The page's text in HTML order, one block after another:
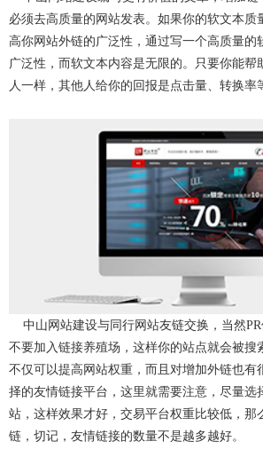
必须去高质量的网站发表。如果你的软文本质
高你网站外链的广泛性，通过写一个高质量的
广泛性，而软文本内容是无限的。只要你能帮
人一样，其他人给你的回报是点击量、转换率
中山网站建设与同行网站友链交换，当然
不要加入链接养殖场，这样你的站点就会被搜
不仅可以提高网站权重，而且对增加外链也有
择的友情链接平台，这里就需要注意，尽量选
站，这样效果才好，交易平台权重比较低，那
链，切记，友情链接的数量不是越多越好。